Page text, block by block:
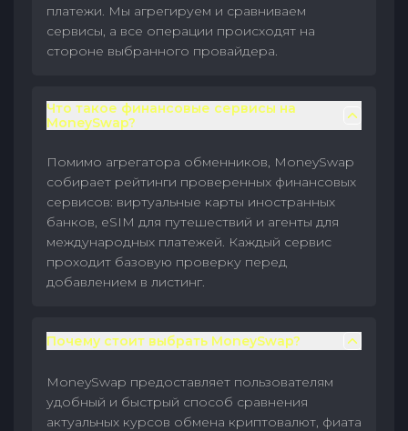
платежи. Мы агрегируем и сравниваем
сервисы, а все операции происходят на
стороне выбранного провайдера.
Что такое финансовые сервисы на
MoneySwap?
Помимо агрегатора обменников, MoneySwap
собирает рейтинги проверенных финансовых
сервисов: виртуальные карты иностранных
банков, eSIM для путешествий и агенты для
международных платежей. Каждый сервис
проходит базовую проверку перед
добавлением в листинг.
Почему стоит выбрать MoneySwap?
MoneySwap предоставляет пользователям
удобный и быстрый способ сравнения
актуальных курсов обмена криптовалют, фиата